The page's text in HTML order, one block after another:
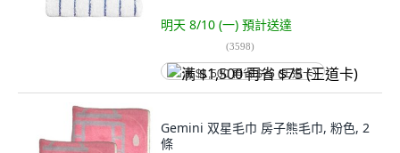
明天 8/10 (一) 預計送達
(3598)
满 $1,500 再省 $75 (王道卡)
Gemini 双星毛巾 房子熊毛巾, 粉色, 2
條